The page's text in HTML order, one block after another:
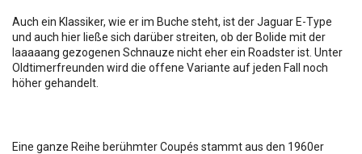
Auch ein Klassiker, wie er im Buche steht, ist der Jaguar E-Type
und auch hier ließe sich darüber streiten, ob der Bolide mit der
laaaaang gezogenen Schnauze nicht eher ein Roadster ist. Unter
Oldtimerfreunden wird die offene Variante auf jeden Fall noch
höher gehandelt.
Eine ganze Reihe berühmter Coupés stammt aus den 1960er